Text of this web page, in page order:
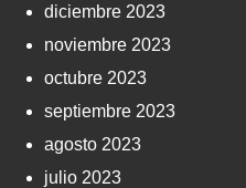
diciembre 2023
noviembre 2023
octubre 2023
septiembre 2023
agosto 2023
julio 2023